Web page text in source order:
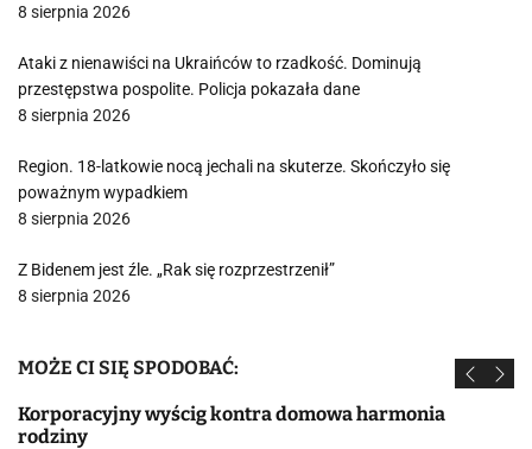
8 sierpnia 2026
Ataki z nienawiści na Ukraińców to rzadkość. Dominują
przestępstwa pospolite. Policja pokazała dane
8 sierpnia 2026
Region. 18-latkowie nocą jechali na skuterze. Skończyło się
poważnym wypadkiem
8 sierpnia 2026
Z Bidenem jest źle. „Rak się rozprzestrzenił”
8 sierpnia 2026
MOŻE CI SIĘ SPODOBAĆ:
Korporacyjny wyścig kontra domowa harmonia
rodziny